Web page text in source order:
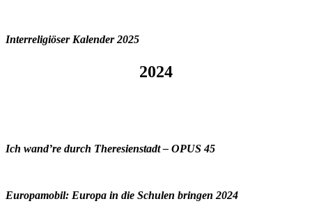
Interreligiöser Kalender 2025
2024
Ich wand’re durch Theresienstadt – OPUS 45
Europamobil: Europa in die Schulen bringen 2024